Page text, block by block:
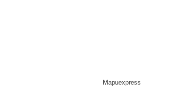
Mapuexpress